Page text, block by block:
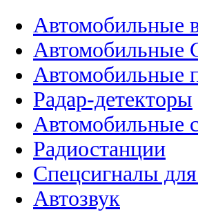
Автомобильные
Автомобильные
Автомобильные
Радар-детекторы
Автомобильные
Радиостанции
Спецсигналы
Автозвук